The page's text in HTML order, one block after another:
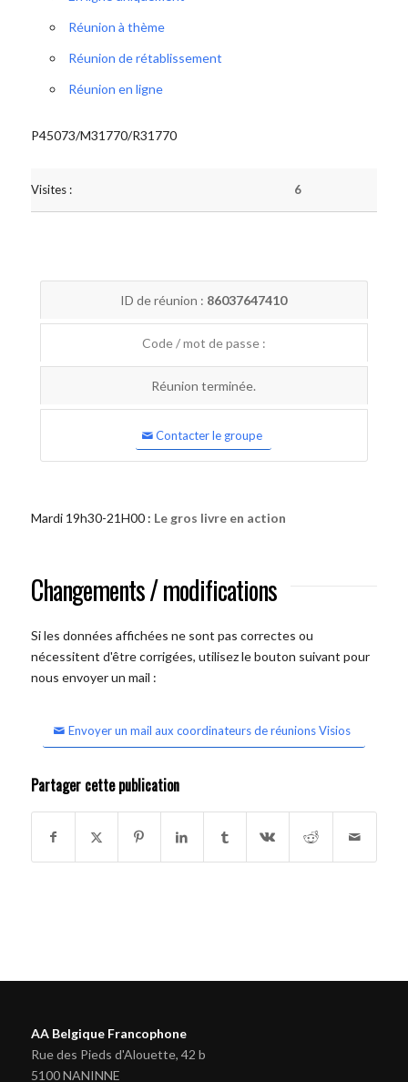
Réunion à thème
Réunion de rétablissement
Réunion en ligne
P45073/M31770/R31770
Visites : 6
ID de réunion : 86037647410
Code / mot de passe :
Réunion terminée.
Contacter le groupe
Mardi 19h30-21H00 : Le gros livre en action
Changements / modifications
Si les données affichées ne sont pas correctes ou
nécessitent d'être corrigées, utilisez le bouton suivant pour
nous envoyer un mail :
Envoyer un mail aux coordinateurs de réunions Visios
Partager cette publication
AA Belgique Francophone
Rue des Pieds d'Alouette, 42 b
5100 NANINNE